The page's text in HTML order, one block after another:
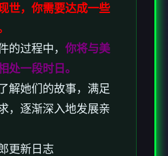
世，你需要达成一些
的过程中， 你将与美
处一段时日。
解她们的故事，满足
，逐渐深入地发展亲
更新日志